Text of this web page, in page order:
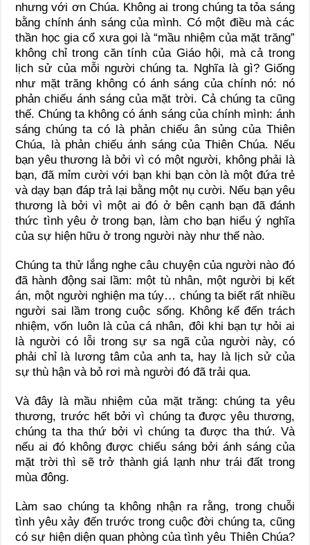
nhưng với ơn Chúa. Không ai trong chúng ta tỏa sáng
bằng chính ánh sáng của mình. Có một điều mà các
thần học gia cổ xưa gọi là “mầu nhiệm của mặt trăng”
không chỉ trong căn tính của Giáo hội, mà cả trong
lịch sử của mỗi người chúng ta. Nghĩa là gì? Giống
như mặt trăng không có ánh sáng của chính nó: nó
phản chiếu ánh sáng của mặt trời. Cả chúng ta cũng
thế. Chúng ta không có ánh sáng của chính mình: ánh
sáng chúng ta có là phản chiếu ân sủng của Thiên
Chúa, là phản chiếu ánh sáng của Thiên Chúa. Nếu
bạn yêu thương là bởi vì có một người, không phải là
bạn, đã mỉm cười với bạn khi bạn còn là một đứa trẻ
và dạy bạn đáp trả lại bằng một nụ cười. Nếu bạn yêu
thương là bởi vì một ai đó ở bên cạnh bạn đã đánh
thức tình yêu ở trong bạn, làm cho bạn hiểu ý nghĩa
của sự hiện hữu ở trong người này như thế nào.
Chúng ta thử lắng nghe câu chuyện của người nào đó
đã hành động sai lầm: một tù nhân, một người bị kết
án, một người nghiện ma túy… chúng ta biết rất nhiều
người sai lầm trong cuộc sống. Không kể đến trách
nhiệm, vốn luôn là của cá nhân, đôi khi bạn tự hỏi ai
là người có lỗi trong sự sa ngã của người này, có
phải chỉ là lương tâm của anh ta, hay là lịch sử của
sự thù hận và bỏ rơi mà người đó đã trải qua.
Và đây là mầu nhiệm của mặt trăng: chúng ta yêu
thương, trước hết bởi vì chúng ta được yêu thương,
chúng ta tha thứ bởi vì chúng ta được tha thứ. Và
nếu ai đó không được chiếu sáng bởi ánh sáng của
mặt trời thì sẽ trở thành giá lạnh như trái đất trong
mùa đông.
Làm sao chúng ta không nhận ra rằng, trong chuỗi
tình yêu xảy đến trước trong cuộc đời chúng ta, cũng
có sự hiện diện quan phòng của tình yêu Thiên Chúa?